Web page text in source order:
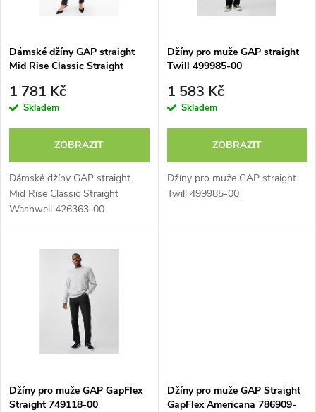
p
r
o
d
u
s
p
r
d
u
Dámské džíny GAP straight
Mid Rise Classic Straight
1 781 Kč
Skladem
ZOBRAZIT
Dámské džíny GAP straight
Mid Rise Classic Straight
Washwell 426363-00
Džíny pro muže GAP straight
Twill 499985-00
1 583 Kč
Skladem
ZOBRAZIT
Džíny pro muže GAP straight
Twill 499985-00
Džíny pro muže GAP GapFlex
Straight 749118-00
Džíny pro muže GAP Straight
GapFlex Americana 786909-